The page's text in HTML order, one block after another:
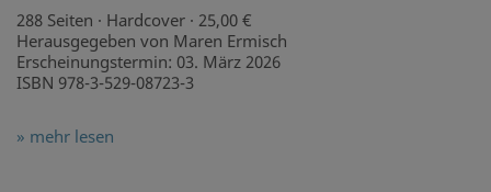
288 Seiten · Hardcover · 25,00 €
Herausgegeben von Maren Ermisch
Erscheinungstermin: 03. März 2026
ISBN 978-3-529-08723-3
» mehr lesen